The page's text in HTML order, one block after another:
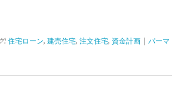
: 住宅ローン, 建売住宅, 注文住宅, 資金計画
パーマ